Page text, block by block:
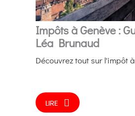
Impôts à Genève :
Léa Brunaud
Découvrez tout sur l'impôt
LIRE